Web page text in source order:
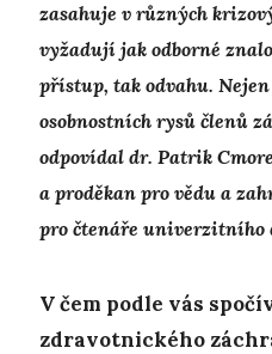
zasahuje v různých
vyžadují jak odborné
přístup, tak odvahu.
osobnostních rysů členů
odpovídal dr. Patrik
a proděkan pro vědu a
pro čtenáře univerzitního
V čem podle vás
zdravotnického